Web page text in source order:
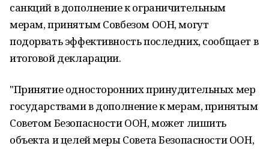
санкций в дополнение к ограничительным
мерам, принятым Совбезом ООН, могут
подорвать эффективность последних, сообщает в
итоговой декларации.
"Принятие односторонних принудительных мер
государствами в дополнение к мерам, принятым
Советом Безопасности ООН, может лишить
объекта и целей меры Совета Безопасности ООН,